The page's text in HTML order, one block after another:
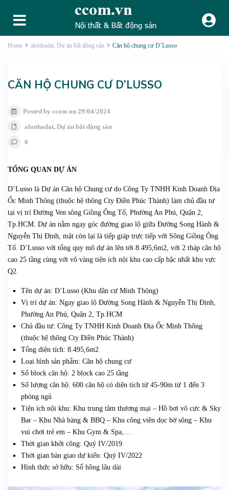
Home alonhadat, Dự án bất động sản Căn hộ chung cư D’Lusso
CĂN HỘ CHUNG CƯ D’LUSSO
Posted by ccom on 29/04/2024
alonhadat, Dự án bất động sản
0
TỔNG QUAN DỰ ÁN
D’Lusso là Dự án Căn hộ Chung cư do Công Ty TNHH Kinh Doanh Địa
Ốc Minh Thông (thuộc hệ thông Cty Điền Phúc Thành) làm chủ đầu tư
tại vị trí Đường Ven sông Giồng Ông Tố, Phường An Phú, Quận 2,
Tp.HCM. Dự án nằm ngay góc đường giao lộ giữa Đường Song Hành &
Nguyễn Thị Định, mặt còn lại là tiếp giáp trực tiếp với Sông Giồng Ông
Tố. D’Lusso với tổng quy mô dự án lên tới 8.495,6m2, với 2 tháp căn hộ
cao 25 tầng cùng với vô vàng tiện ích nội khu cao cấp bậc nhất khu vực
Q2.
Tên dự án: D’Lusso (Khu dân cư Minh Thông)
Vị trí dự án: Ngay giao lộ Đường Song Hành & Nguyễn Thị Định,
Phường An Phú, Quận 2, Tp.HCM
Chủ đầu tư: Công Ty TNHH Kinh Doanh Địa Ốc Minh Thông
(thuộc hệ thông Cty Điền Phúc Thành)
Tổng diện tích: 8.495,6m2
Loại hình sản phẩm: Căn hộ chung cư
Số block căn hộ: 2 block cao 25 tầng
Số lượng căn hộ: 600 căn hộ có diện tích từ 45-90m từ 1 đến 3
phòng ngủ
Tiện ích nội khu: Khu trung tâm thương mại – Hồ bơi vô cực & Sky
Bar – Khu Nhà hàng & BBQ – Khu công viên dọc bờ sông – Khu
vui chơi trẻ em – Khu Gym & Spa,…
Thời gian khởi công: Quý IV/2019
Thời gian bàn giao dự kiến: Quý IV/2022
Hình thức sở hữu: Sổ hồng lâu dài